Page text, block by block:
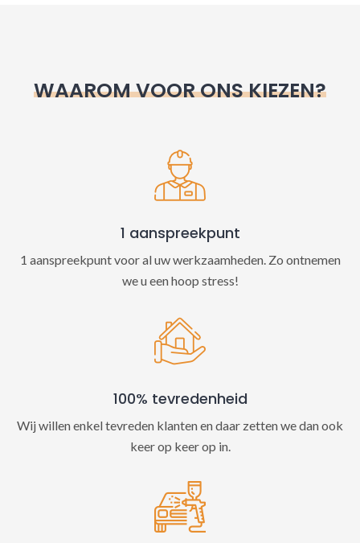
WAAROM VOOR ONS KIEZEN?
1 aanspreekpunt
1 aanspreekpunt voor al uw werkzaamheden. Zo ontnemen
we u een hoop stress!
100% tevredenheid
Wij willen enkel tevreden klanten en daar zetten we dan ook
keer op keer op in.